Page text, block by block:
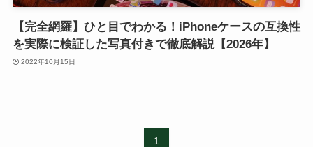
【完全網羅】ひと目でわかる！iPhoneケースの互換性
を実際に検証した写真付きで徹底解説【2026年】
2022年10月15日
1